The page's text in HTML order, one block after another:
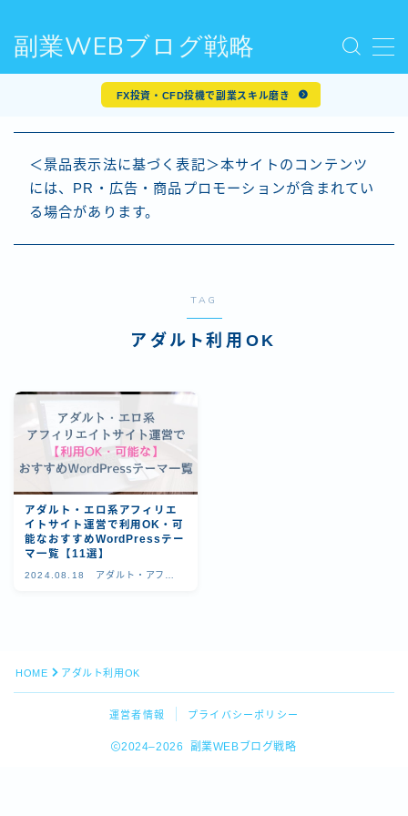
副業WEBブログ戦略
キーワード戦略
FX投資・CFD投機で副業スキル磨き
＜景品表示法に基づく表記＞本サイトのコンテンツ
には、PR・広告・商品プロモーションが含まれてい
る場合があります。
TAG
アダルト利用OK
アダルト・エロ系アフィリエ
イトサイト運営で利用OK・可
能なおすすめWordPressテー
マ一覧【11選】
2024.08.18
アダルト・アフィ
HOME アダルト利用OK
運営者情報 プライバシーポリシー
2024–2026 副業WEBブログ戦略